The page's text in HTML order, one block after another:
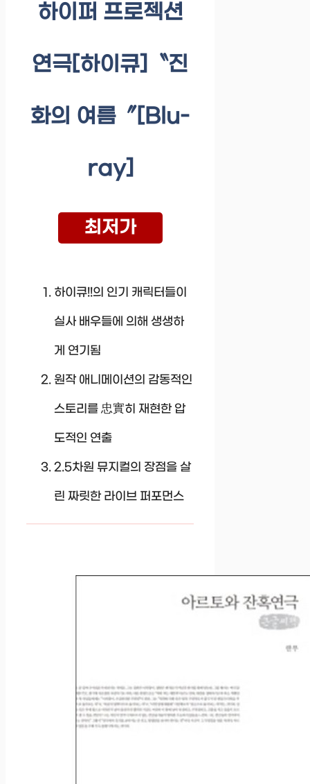
하이퍼 프로젝션
연극[하이큐]〝진
화의 여름〞[Blu-
ray]
최저가
하이큐!!의 인기 캐릭터들이
실사 배우들에 의해 생생하
게 연기됨
원작 애니메이션의 감동적인
스토리를 忠實히 재현한 압
도적인 연출
2.5차원 뮤지컬의 장점을 살
린 짜릿한 라이브 퍼포먼스